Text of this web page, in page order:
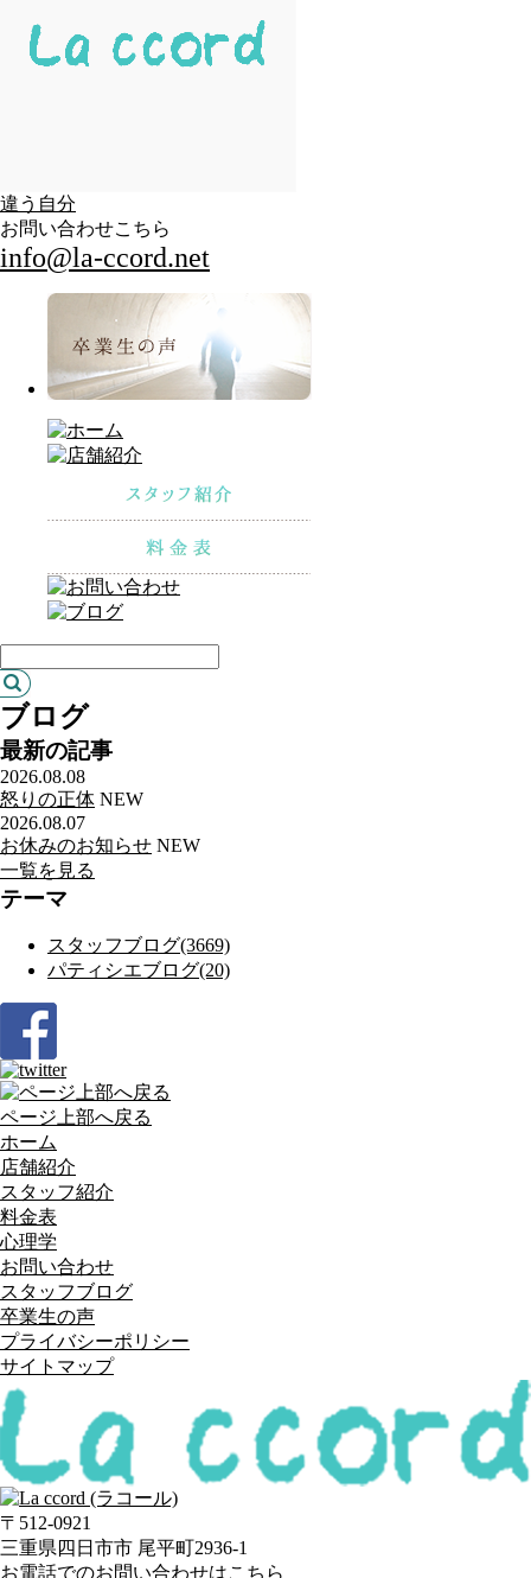
違う自分
お問い合わせこちら
info@la-ccord.net
ブログ
最新の記事
2026.08.08
怒りの正体 NEW
2026.08.07
お休みのお知らせ NEW
一覧を見る
テーマ
スタッフブログ(3669)
パティシエブログ(20)
ページ上部へ戻る
ホーム
店舗紹介
スタッフ紹介
料金表
心理学
お問い合わせ
スタッフブログ
卒業生の声
プライバシーポリシー
サイトマップ
〒512-0921
三重県四日市市 尾平町2936-1
お電話でのお問い合わせはこちら